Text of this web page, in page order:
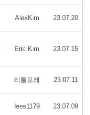
AlexKim 23.07.20
Eric Kim 23.07.15
리틀포레 23.07.11
lees1179 23.07.09